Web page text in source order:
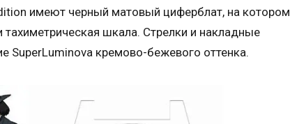
имеют черный матовый циферблат, на котором
шкала. Стрелки и накладные
кремово-бежевого оттенка.